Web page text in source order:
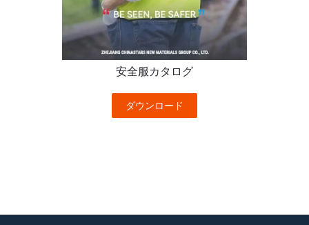
安全服カタログ
ダウンロード